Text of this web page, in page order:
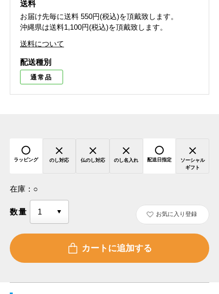
送料
お届け先毎に送料 550円(税込)を頂戴致します。
沖縄県は送料1,100円(税込)を頂戴致します。
送料について
配送種別
通常品
ラッピング のし対応 仏のし対応 のし名入れ 配送日指定
ソーシャル
ギフト
在庫： ○
数量 お気に入り登録